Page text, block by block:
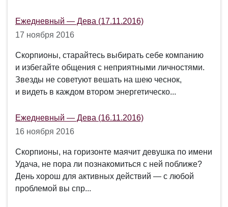
Ежедневный — Дева (17.11.2016)
17 ноября 2016
Скорпионы, старайтесь выбирать себе компанию
и избегайте общения с неприятными личностями.
Звезды не советуют вешать на шею чеснок,
и видеть в каждом втором энергетическо...
Ежедневный — Дева (16.11.2016)
16 ноября 2016
Скорпионы, на горизонте маячит девушка по имени
Удача, не пора ли познакомиться с ней поближе?
День хорош для активных действий — с любой
проблемой вы спр...